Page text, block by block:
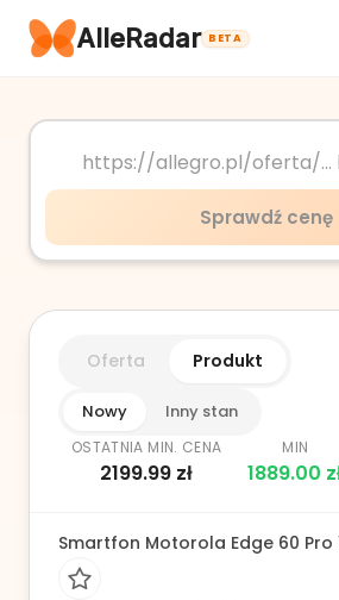
AlleRadar BETA
Okazje
Sprawdź cenę
Oferta Produkt
Nowy Inny stan
OSTATNIA MIN. CENA
2199.99 zł
MIN
1889.00
Smartfon Motorola Edge 60 Pro